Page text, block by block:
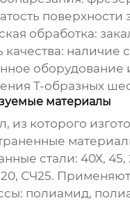
поверхности
обработка:
качества: наличие
оборудование
Т-образных
материалы
из которого
стали: 40Х,
СЧ25.
полиамид,